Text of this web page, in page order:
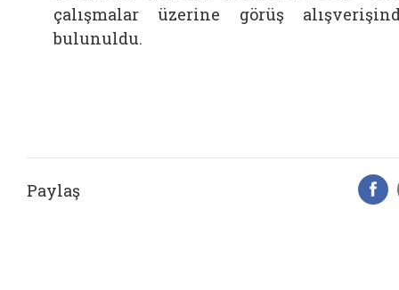
çalışmalar üzerine görüş
bulunuldu.
Paylaş